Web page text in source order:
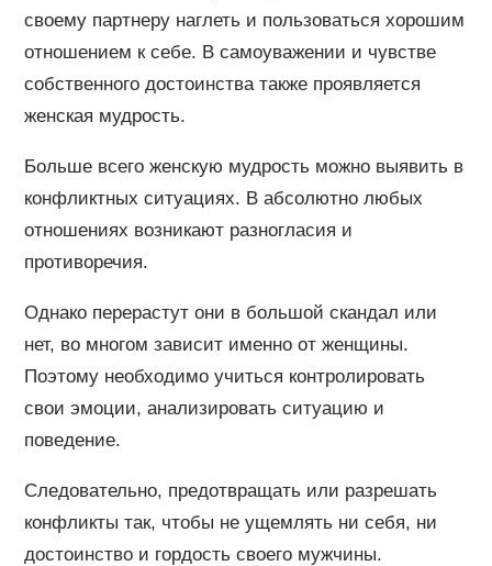
своему партнеру наглеть и пользоваться хорошим
отношением к себе. В самоуважении и чувстве
собственного достоинства также проявляется
женская мудрость.
Больше всего женскую мудрость можно выявить в
конфликтных ситуациях. В абсолютно любых
отношениях возникают разногласия и
противоречия.
Однако перерастут они в большой скандал или
нет, во многом зависит именно от женщины.
Поэтому необходимо учиться контролировать
свои эмоции, анализировать ситуацию и
поведение.
Следовательно, предотвращать или разрешать
конфликты так, чтобы не ущемлять ни себя, ни
достоинство и гордость своего мужчины.